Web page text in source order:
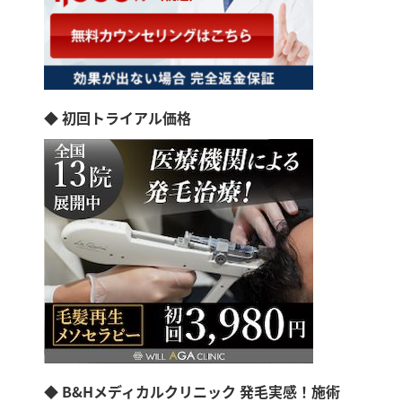
◆ 初回トライアル価格
◆ B&Hメディカルクリニック 発毛実感！施術